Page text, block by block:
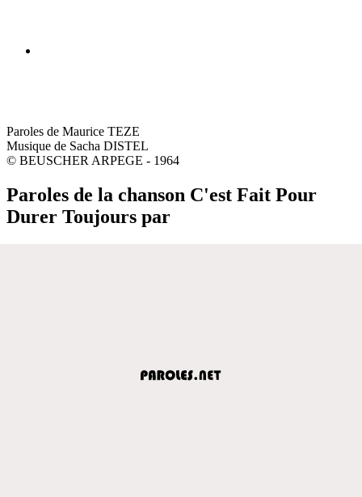
Paroles de Maurice TEZE
Musique de Sacha DISTEL
© BEUSCHER ARPEGE - 1964
Paroles de la chanson C'est Fait Pour
Durer Toujours par